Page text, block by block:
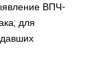
ВПЧ-
для